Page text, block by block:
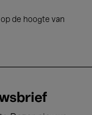
de hoogte van